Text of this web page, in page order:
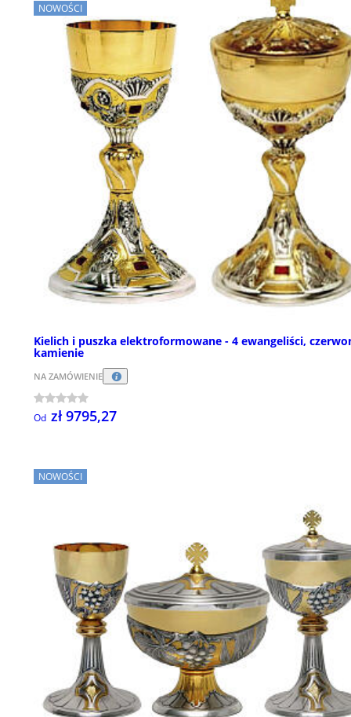
NOWOŚCI
Kielich i puszka elektroformowane - 4 ewangeliści,
kamienie
NA ZAMÓWIENIE
Od zł 9795,27
NOWOŚCI